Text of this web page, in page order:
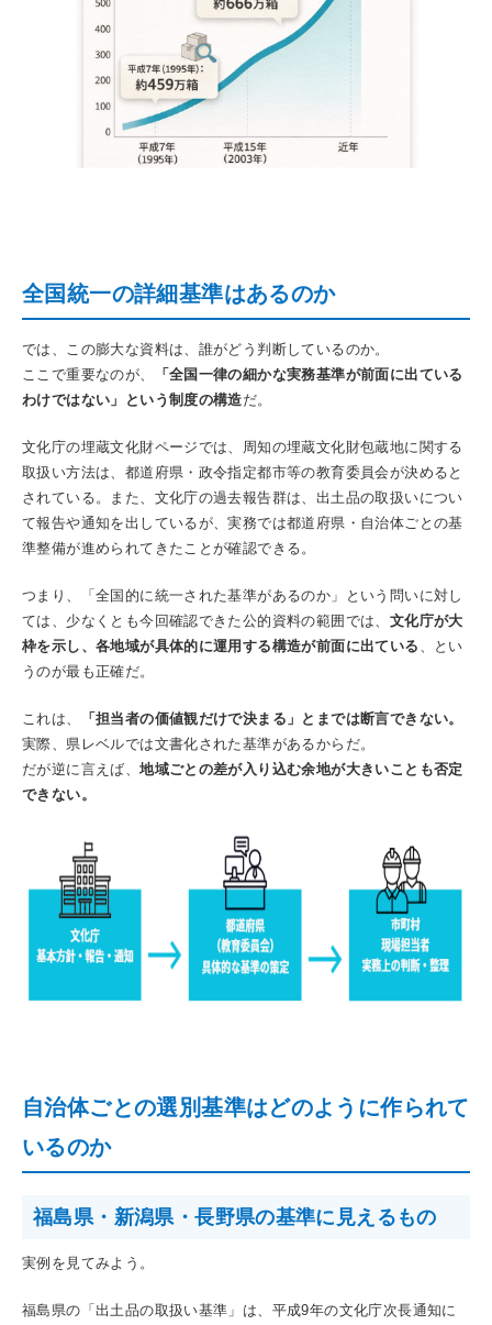
全国統一の詳細基準はあるのか
では、この膨大な資料は、誰がどう判断しているのか。
ここで重要なのが、
「全国一律の細かな実務基準が前面に出ている
わけではない」という制度の構造だ。
文化庁の埋蔵文化財ページでは、周知の埋蔵文化財包蔵地に関する
取扱い方法は、都道府県・政令指定都市等の教育委員会が決めると
されている。また、文化庁の過去報告群は、出土品の取扱いについ
て報告や通知を出しているが、実務では都道府県・自治体ごとの基
準整備が進められてきたことが確認できる。
つまり、「全国的に統一された基準があるのか」という問いに対し
ては、少なくとも今回確認できた公的資料の範囲では、 文化庁が大
枠を示し、各地域が具体的に運用する構造が前面に出ている
、とい
うのが最も正確だ。
これは、
「担当者の価値観だけで決まる」とまでは断言できない。
実際、県レベルでは文書化された基準があるからだ。
だが逆に言えば、地域ごとの差が入り込む余地が大きいことも否定
できない。
自治体ごとの選別基準はどのように作られて
いるのか
福島県・新潟県・長野県の基準に見えるもの
実例を見てみよう。
福島県の「出土品の取扱い基準」は、平成9年の文化庁次長通知に